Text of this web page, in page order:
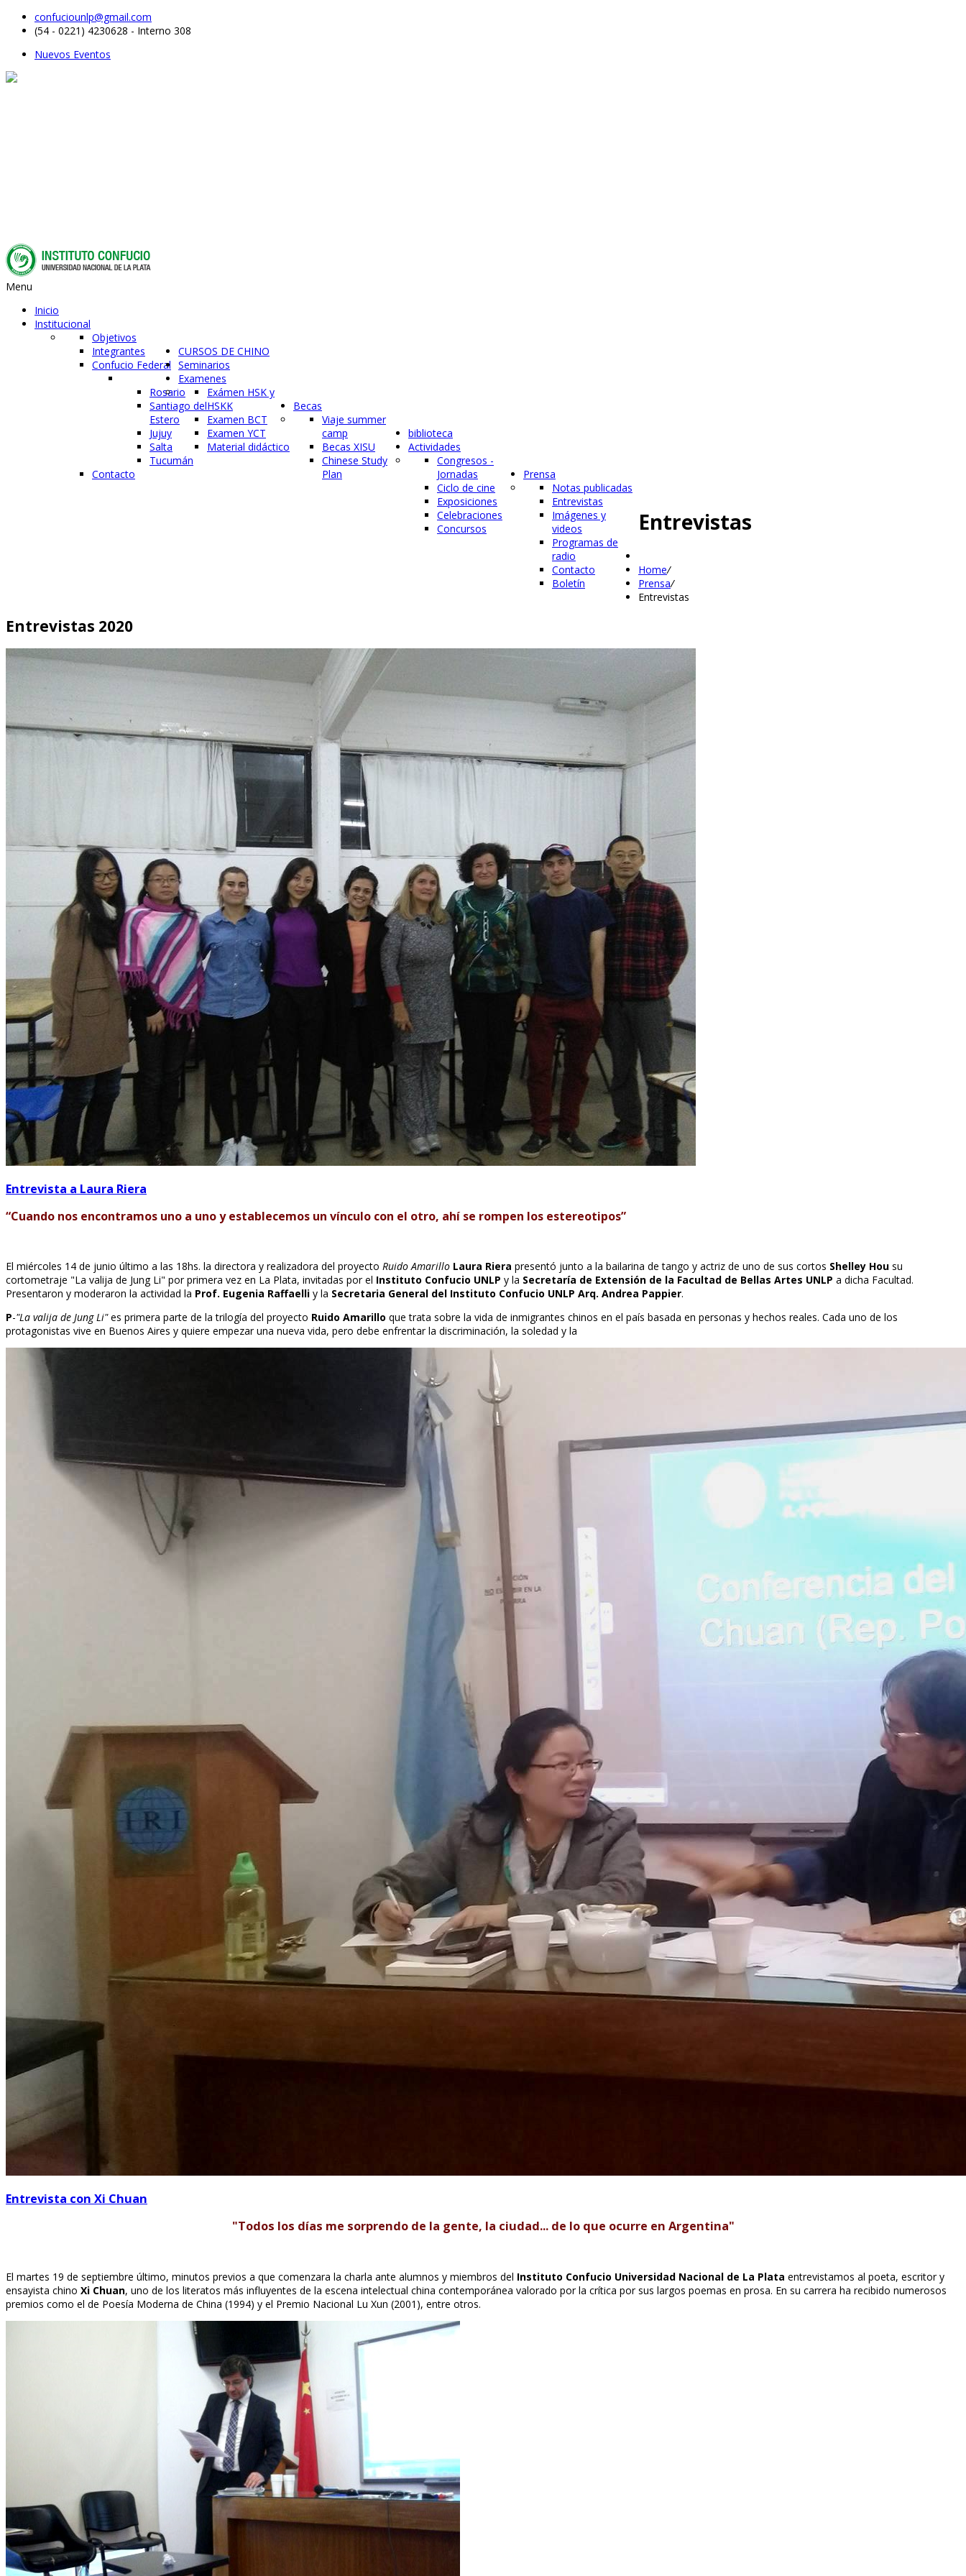
confuciounlp@gmail.com
(54 - 0221) 4230628 - Interno 308
Nuevos Eventos
Menu
Inicio
Institucional
Objetivos
Integrantes
Confucio Federal
Rosario
Santiago del
Estero
Jujuy
Salta
Tucumán
Contacto
CURSOS DE CHINO
Seminarios
Examenes
Exámen HSK y
HSKK
Examen BCT
Examen YCT
Material didáctico
Becas
Viaje summer
camp
Becas XISU
Chinese Study
Plan
biblioteca
Actividades
Congresos -
Jornadas
Ciclo de cine
Exposiciones
Celebraciones
Concursos
Prensa
Notas publicadas
Entrevistas
Imágenes y
videos
Programas de
radio
Contacto
Boletín
Entrevistas
Home/
Prensa/
Entrevistas
Entrevistas 2020
Entrevista a Laura Riera
“Cuando nos encontramos uno a uno y establecemos un vínculo con el otro, ahí se rompen los estereotipos”
El miércoles 14 de junio último a las 18hs. la directora y realizadora del proyecto Ruido Amarillo Laura Riera presentó junto a la bailarina de tango y actriz de uno de sus cortos Shelley Hou su
cortometraje "La valija de Jung Li" por primera vez en La Plata, invitadas por el Instituto Confucio UNLP y la Secretaría de Extensión de la Facultad de Bellas Artes UNLP a dicha Facultad.
Presentaron y moderaron la actividad la Prof. Eugenia Raffaelli y la Secretaria General del Instituto Confucio UNLP Arq. Andrea Pappier.
P-"La valija de Jung Li"es primera parte de la trilogía del proyecto Ruido Amarillo que trata sobre la vida de inmigrantes chinos en el país basada en personas y hechos reales. Cada uno de los
protagonistas vive en Buenos Aires y quiere empezar una nueva vida, pero debe enfrentar la discriminación, la soledad y la
Entrevista con Xi Chuan
"Todos los días me sorprendo de la gente, la ciudad... de lo que ocurre en Argentina"
El martes 19 de septiembre último, minutos previos a que comenzara la charla ante alumnos y miembros del Instituto Confucio Universidad Nacional de La Plata entrevistamos al poeta, escritor y
ensayista chino Xi Chuan, uno de los literatos más influyentes de la escena intelectual china contemporánea valorado por la crítica por sus largos poemas en prosa. En su carrera ha recibido numerosos
premios como el de Poesía Moderna de China (1994) y el Premio Nacional Lu Xun (2001), entre otros.